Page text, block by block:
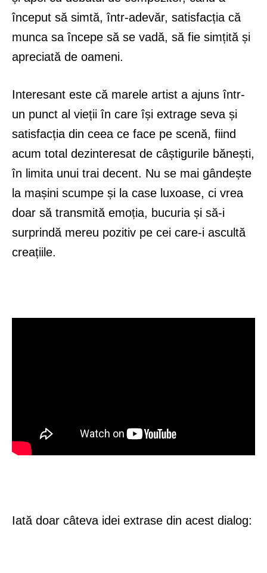
început să simtă, într-adevăr, satisfacția că
munca sa începe să se vadă, să fie simțită și
apreciată de oameni.
Interesant este că marele artist a ajuns într-
un punct al vieții în care își extrage seva și
satisfacția din ceea ce face pe scenă, fiind
acum total dezinteresat de câștigurile bănești,
în limita unui trai decent. Nu se mai gândește
la mașini scumpe și la case luxoase, ci vrea
doar să transmită emoția, bucuria și să-i
surprindă mereu pozitiv pe cei care-i ascultă
creațiile.
Iată doar câteva idei extrase din acest dialog: